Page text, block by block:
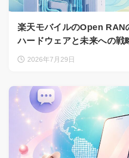
楽天モバイルのOpen RAN
ハードウェアと未来への戦
2026年7月29日